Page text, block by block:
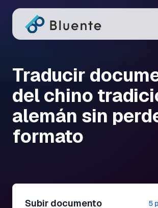
Traducir
del chino
alemán sin
formato
Subir documento 5